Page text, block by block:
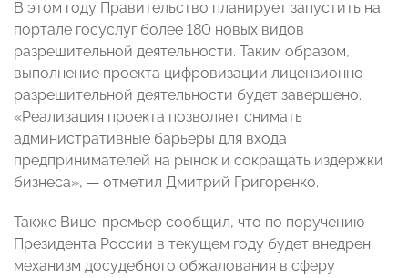
В этом году Правительство планирует запустить на
портале госуслуг более 180 новых видов
разрешительной деятельности. Таким образом,
выполнение проекта цифровизации лицензионно-
разрешительной деятельности будет завершено.
«Реализация проекта позволяет снимать
административные барьеры для входа
предпринимателей на рынок и сокращать издержки
бизнеса», — отметил Дмитрий Григоренко.
Также Вице-премьер сообщил, что по поручению
Президента России в текущем году будет внедрен
механизм досудебного обжалования в сферу